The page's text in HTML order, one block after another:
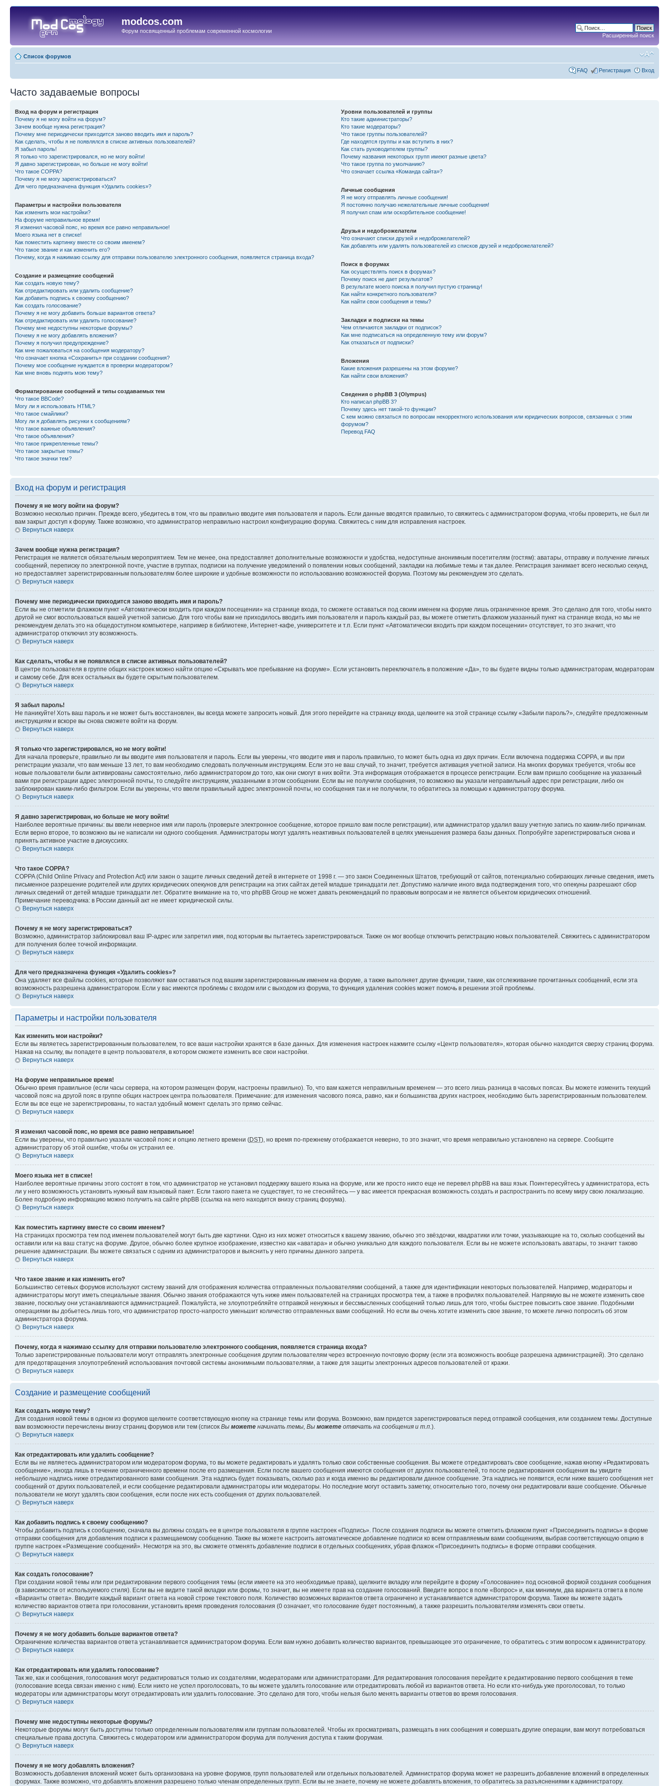
modcos.com
Форум посвященный проблемам современной космологии
Расширенный поиск
Список форумов
FAQ Регистрация Вход
Часто задаваемые вопросы
Вход на форум и регистрация
Почему я не могу войти на форум?
Зачем вообще нужна регистрация?
Почему мне периодически приходится заново вводить имя и пароль?
Как сделать, чтобы я не появлялся в списке активных пользователей?
Я забыл пароль!
Я только что зарегистрировался, но не могу войти!
Я давно зарегистрирован, но больше не могу войти!
Что такое COPPA?
Почему я не могу зарегистрироваться?
Для чего предназначена функция «Удалить cookies»?
Параметры и настройки пользователя
Как изменить мои настройки?
На форуме неправильное время!
Я изменил часовой пояс, но время все равно неправильное!
Моего языка нет в списке!
Как поместить картинку вместе со своим именем?
Что такое звание и как изменить его?
Почему, когда я нажимаю ссылку для отправки пользователю электронного сообщения, появляется страница входа?
Создание и размещение сообщений
Как создать новую тему?
Как отредактировать или удалить сообщение?
Как добавить подпись к своему сообщению?
Как создать голосование?
Почему я не могу добавить больше вариантов ответа?
Как отредактировать или удалить голосование?
Почему мне недоступны некоторые форумы?
Почему я не могу добавлять вложения?
Почему я получил предупреждение?
Как мне пожаловаться на сообщения модератору?
Что означает кнопка «Сохранить» при создании сообщения?
Почему мое сообщение нуждается в проверки модератором?
Как мне вновь поднять мою тему?
Форматирование сообщений и типы создаваемых тем
Что такое BBCode?
Могу ли я использовать HTML?
Что такое смайлики?
Могу ли я добавлять рисунки к сообщениям?
Что такое важные объявления?
Что такое объявления?
Что такое прикрепленные темы?
Что такое закрытые темы?
Что такое значки тем?
Уровни пользователей и группы
Кто такие администраторы?
Кто такие модераторы?
Что такое группы пользователей?
Где находятся группы и как вступить в них?
Как стать руководителем группы?
Почему названия некоторых групп имеют разные цвета?
Что такое группа по умолчанию?
Что означает ссылка «Команда сайта»?
Личные сообщения
Я не могу отправлять личные сообщения!
Я постоянно получаю нежелательные личные сообщения!
Я получил спам или оскорбительное сообщение!
Друзья и недоброжелатели
Что означают списки друзей и недоброжелателей?
Как добавлять или удалять пользователей из списков друзей и недоброжелателей?
Поиск в форумах
Как осуществлять поиск в форумах?
Почему поиск не дает результатов?
В результате моего поиска я получил пустую страницу!
Как найти конкретного пользователя?
Как найти свои сообщения и темы?
Закладки и подписки на темы
Чем отличаются закладки от подписок?
Как мне подписаться на определенную тему или форум?
Как отказаться от подписки?
Вложения
Какие вложения разрешены на этом форуме?
Как найти свои вложения?
Сведения о phpBB 3 (Olympus)
Кто написал phpBB 3?
Почему здесь нет такой-то функции?
С кем можно связаться по вопросам некорректного использования или юридических вопросов, связанных с этим
форумом?
Перевод FAQ
Вход на форум и регистрация
Почему я не могу войти на форум?
Возможно несколько причин. Прежде всего, убедитесь в том, что вы правильно вводите имя пользователя и пароль. Если данные вводятся правильно, то свяжитесь с администратором форума, чтобы проверить, не был ли
вам закрыт доступ к форуму. Также возможно, что администратор неправильно настроил конфигурацию форума. Свяжитесь с ним для исправления настроек.
Вернуться наверх
Зачем вообще нужна регистрация?
Регистрация не является обязательным мероприятием. Тем не менее, она предоставляет дополнительные возможности и удобства, недоступные анонимным посетителям (гостям): аватары, отправку и получение личных
сообщений, переписку по электронной почте, участие в группах, подписки на получение уведомлений о появлении новых сообщений, закладки на любимые темы и так далее. Регистрация занимает всего несколько секунд,
но предоставляет зарегистрированным пользователям более широкие и удобные возможности по использованию возможностей форума. Поэтому мы рекомендуем это сделать.
Вернуться наверх
Почему мне периодически приходится заново вводить имя и пароль?
Если вы не отметили флажком пункт «Автоматически входить при каждом посещении» на странице входа, то сможете оставаться под своим именем на форуме лишь ограниченное время. Это сделано для того, чтобы никто
другой не смог воспользоваться вашей учетной записью. Для того чтобы вам не приходилось вводить имя пользователя и пароль каждый раз, вы можете отметить флажком указанный пункт на странице входа, но мы не
рекомендуем делать это на общедоступном компьютере, например в библиотеке, Интернет-кафе, университете и т.п. Если пункт «Автоматически входить при каждом посещении» отсутствует, то это значит, что
администратор отключил эту возможность.
Вернуться наверх
Как сделать, чтобы я не появлялся в списке активных пользователей?
В центре пользователя в группе общих настроек можно найти опцию «Скрывать мое пребывание на форуме». Если установить переключатель в положение «Да», то вы будете видны только администраторам, модераторам
и самому себе. Для всех остальных вы будете скрытым пользователем.
Вернуться наверх
Я забыл пароль!
Не паникуйте! Хоть ваш пароль и не может быть восстановлен, вы всегда можете запросить новый. Для этого перейдите на страницу входа, щелкните на этой странице ссылку «Забыли пароль?», следуйте предложенным
инструкциям и вскоре вы снова сможете войти на форум.
Вернуться наверх
Я только что зарегистрировался, но не могу войти!
Для начала проверьте, правильно ли вы вводите имя пользователя и пароль. Если вы уверены, что вводите имя и пароль правильно, то может быть одна из двух причин. Если включена поддержка COPPA, и вы при
регистрации указали, что вам меньше 13 лет, то вам необходимо следовать полученным инструкциям. Если это не ваш случай, то значит, требуется активация учетной записи. На многих форумах требуется, чтобы все
новые пользователи были активированы самостоятельно, либо администратором до того, как они смогут в них войти. Эта информация отображается в процессе регистрации. Если вам пришло сообщение на указанный
вами при регистрации адрес электронной почты, то следуйте инструкциям, указанными в этом сообщении. Если вы не получили сообщения, то возможно вы указали неправильный адрес при регистрации, либо он
заблокирован каким-либо фильтром. Если вы уверены, что ввели правильный адрес электронной почты, но сообщения так и не получили, то обратитесь за помощью к администратору форума.
Вернуться наверх
Я давно зарегистрирован, но больше не могу войти!
Наиболее вероятные причины: вы ввели неверное имя или пароль (проверьте электронное сообщение, которое пришло вам после регистрации), или администратор удалил вашу учетную запись по каким-либо причинам.
Если верно второе, то возможно вы не написали ни одного сообщения. Администраторы могут удалять неактивных пользователей в целях уменьшения размера базы данных. Попробуйте зарегистрироваться снова и
принять активное участие в дискуссиях.
Вернуться наверх
Что такое COPPA?
COPPA (Child Online Privacy and Protection Act) или закон о защите личных сведений детей в интернете от 1998 г. — это закон Соединенных Штатов, требующий от сайтов, потенциально собирающих личные сведения, иметь
письменное разрешение родителей или других юридических опекунов для регистрации на этих сайтах детей младше тринадцати лет. Допустимо наличие иного вида подтверждения того, что опекуны разрешают сбор
личных сведений от детей младше тринадцати лет. Обратите внимание на то, что phpBB Group не может давать рекомендаций по правовым вопросам и не является объектом юридических отношений.
Примечание переводчика: в России данный акт не имеет юридической силы.
Вернуться наверх
Почему я не могу зарегистрироваться?
Возможно, администратор заблокировал ваш IP-адрес или запретил имя, под которым вы пытаетесь зарегистрироваться. Также он мог вообще отключить регистрацию новых пользователей. Свяжитесь с администратором
для получения более точной информации.
Вернуться наверх
Для чего предназначена функция «Удалить cookies»?
Она удаляет все файлы cookies, которые позволяют вам оставаться под вашим зарегистрированным именем на форуме, а также выполняет другие функции, такие, как отслеживание прочитанных сообщений, если эта
возможность разрешена администратором. Если у вас имеются проблемы с входом или с выходом из форума, то функция удаления cookies может помочь в решении этой проблемы.
Вернуться наверх
Параметры и настройки пользователя
Как изменить мои настройки?
Если вы являетесь зарегистрированным пользователем, то все ваши настройки хранятся в базе данных. Для изменения настроек нажмите ссылку «Центр пользователя», которая обычно находится сверху страниц форума.
Нажав на ссылку, вы попадете в центр пользователя, в котором сможете изменить все свои настройки.
Вернуться наверх
На форуме неправильное время!
Обычно время правильное (если часы сервера, на котором размещен форум, настроены правильно). То, что вам кажется неправильным временем — это всего лишь разница в часовых поясах. Вы можете изменить текущий
часовой пояс на другой пояс в группе общих настроек центра пользователя. Примечание: для изменения часового пояса, равно, как и большинства других настроек, необходимо быть зарегистрированным пользователем.
Если вы все еще не зарегистрированы, то настал удобный момент сделать это прямо сейчас.
Вернуться наверх
Я изменил часовой пояс, но время все равно неправильное!
Если вы уверены, что правильно указали часовой пояс и опцию летнего времени (DST), но время по-прежнему отображается неверно, то это значит, что время неправильно установлено на сервере. Сообщите
администратору об этой ошибке, чтобы он устранил ее.
Вернуться наверх
Моего языка нет в списке!
Наиболее вероятные причины этого состоят в том, что администратор не установил поддержку вашего языка на форуме, или же просто никто еще не перевел phpBB на ваш язык. Поинтересуйтесь у администратора, есть
ли у него возможность установить нужный вам языковый пакет. Если такого пакета не существует, то не стесняйтесь — у вас имеется прекрасная возможность создать и распространить по всему миру свою локализацию.
Более подробную информацию можно получить на сайте phpBB (ссылка на него находится внизу страниц форума).
Вернуться наверх
Как поместить картинку вместе со своим именем?
На страницах просмотра тем под именем пользователей могут быть две картинки. Одно из них может относиться к вашему званию, обычно это звёздочки, квадратики или точки, указывающие на то, сколько сообщений вы
оставили или на ваш статус на форуме. Другое, обычно более крупное изображение, известно как «аватара» и обычно уникально для каждого пользователя. Если вы не можете использовать аватары, то значит таково
решение администрации. Вы можете связаться с одним из администраторов и выяснить у него причины данного запрета.
Вернуться наверх
Что такое звание и как изменить его?
Большинство сетевых форумов используют систему званий для отображения количества отправленных пользователями сообщений, а также для идентификации некоторых пользователей. Например, модераторы и
администраторы могут иметь специальные звания. Обычно звания отображаются чуть ниже имен пользователей на страницах просмотра тем, а также в профилях пользователей. Напрямую вы не можете изменить свое
звание, поскольку они устанавливаются администрацией. Пожалуйста, не злоупотребляйте отправкой ненужных и бессмысленных сообщений только лишь для того, чтобы быстрее повысить свое звание. Подобными
операциями вы добьетесь лишь того, что администратор просто-напросто уменьшит количество отправленных вами сообщений. Но если вы очень хотите изменить свое звание, то можете лично попросить об этом
администратора форума.
Вернуться наверх
Почему, когда я нажимаю ссылку для отправки пользователю электронного сообщения, появляется страница входа?
Только зарегистрированные пользователи могут отправлять электронные сообщения другим пользователям через встроенную почтовую форму (если эта возможность вообще разрешена администрацией). Это сделано
для предотвращения злоупотреблений использования почтовой системы анонимными пользователями, а также для защиты электронных адресов пользователей от кражи.
Вернуться наверх
Создание и размещение сообщений
Как создать новую тему?
Для создания новой темы в одном из форумов щелкните соответствующую кнопку на странице темы или форума. Возможно, вам придется зарегистрироваться перед отправкой сообщения, или созданием темы. Доступные
вам возможности перечислены внизу страниц форумов или тем (список Вы можете начинать темы, Вы можете отвечать на сообщения и т.п. ).
Вернуться наверх
Как отредактировать или удалить сообщение?
Если вы не являетесь администратором или модератором форума, то вы можете редактировать и удалять только свои собственные сообщения. Вы можете отредактировать свое сообщение, нажав кнопку «Редактировать
сообщение», иногда лишь в течение ограниченного времени после его размещения. Если после вашего сообщения имеются сообщения от других пользователей, то после редактирования сообщения вы увидите
небольшую надпись ниже отредактированного вами сообщения. Эта надпись будет показывать, сколько раз и когда именно вы редактировали данное сообщение. Эта надпись не появится, если ниже вашего сообщения нет
сообщений от других пользователей, и если сообщение редактировали администраторы или модераторы. Но последние могут оставить заметку, относительно того, почему они редактировали ваше сообщение. Обычные
пользователи не могут удалять свои сообщения, если после них есть сообщения от других пользователей.
Вернуться наверх
Как добавить подпись к своему сообщению?
Чтобы добавить подпись к сообщению, сначала вы должны создать ее в центре пользователя в группе настроек «Подпись». После создания подписи вы можете отметить флажком пункт «Присоединить подпись» в форме
отправки сообщения для добавления подписи к размещаемому сообщению. Также вы можете настроить автоматическое добавление подписи ко всем отправляемым вами сообщениям, выбрав соответствующую опцию в
группе настроек «Размещение сообщений». Несмотря на это, вы сможете отменять добавление подписи в отдельных сообщениях, убрав флажок «Присоединить подпись» в форме отправки сообщения.
Вернуться наверх
Как создать голосование?
При создании новой темы или при редактировании первого сообщения темы (если имеете на это необходимые права), щелкните вкладку или перейдите в форму «Голосование» под основной формой создания сообщения
(в зависимости от используемого стиля). Если вы не видите такой вкладки или формы, то значит, вы не имеете прав на создание голосований. Введите вопрос в поле «Вопрос» и, как минимум, два варианта ответа в поле
«Варианты ответа». Вводите каждый вариант ответа на новой строке текстового поля. Количество возможных вариантов ответа ограничено и устанавливается администратором форума. Также вы можете задать
количество вариантов ответа при голосовании, установить время проведения голосования (0 означает, что голосование будет постоянным), а также разрешить пользователям изменять свои ответы.
Вернуться наверх
Почему я не могу добавить больше вариантов ответа?
Ограничение количества вариантов ответа устанавливается администратором форума. Если вам нужно добавить количество вариантов, превышающее это ограничение, то обратитесь с этим вопросом к администратору.
Вернуться наверх
Как отредактировать или удалить голосование?
Так же, как и сообщения, голосования могут редактироваться только их создателями, модераторами или администраторами. Для редактирования голосования перейдите к редактированию первого сообщения в теме
(голосование всегда связан именно с ним). Если никто не успел проголосовать, то вы можете удалить голосование или отредактировать любой из вариантов ответа. Но если кто-нибудь уже проголосовал, то только
модераторы или администраторы могут отредактировать или удалить голосование. Это сделано для того, чтобы нельзя было менять варианты ответов во время голосования.
Вернуться наверх
Почему мне недоступны некоторые форумы?
Некоторые форумы могут быть доступны только определенным пользователям или группам пользователей. Чтобы их просматривать, размещать в них сообщения и совершать другие операции, вам могут потребоваться
специальные права доступа. Свяжитесь с модератором или администратором форума для получения доступа к таким форумам.
Вернуться наверх
Почему я не могу добавлять вложения?
Возможность добавления вложений может быть организована на уровне форумов, групп пользователей или отдельных пользователей. Администратор форума может не разрешить добавление вложений в определенных
форумах. Также возможно, что добавлять вложения разрешено только членам определенных групп. Если вы не знаете, почему не можете добавлять вложения, то обратитесь за разъяснениями к администратору.